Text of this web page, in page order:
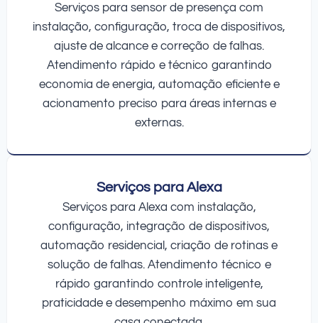
Serviços para sensor de presença com
instalação, configuração, troca de dispositivos,
ajuste de alcance e correção de falhas.
Atendimento rápido e técnico garantindo
economia de energia, automação eficiente e
acionamento preciso para áreas internas e
externas.
Serviços para Alexa
Serviços para Alexa com instalação,
configuração, integração de dispositivos,
automação residencial, criação de rotinas e
solução de falhas. Atendimento técnico e
rápido garantindo controle inteligente,
praticidade e desempenho máximo em sua